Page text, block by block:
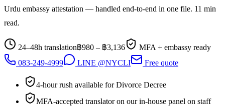
Urdu embassy attestation — handled end-to-end in one file. 11 min
read.
24–48h translation฿980 – ฿3,136
MFA + embassy ready
083-249-4999
LINE @NYCLI Free quote
4-hour rush available for Divorce Decree
MFA-accepted translator on our in-house panel on staff